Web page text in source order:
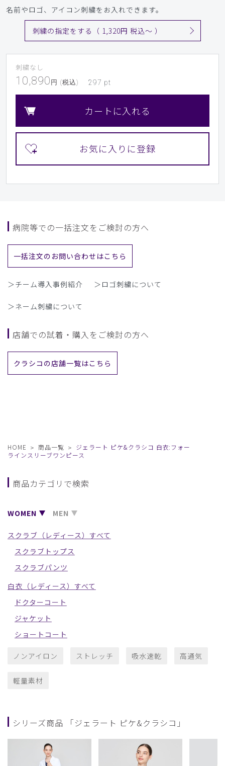
名前やロゴ、アイコン刺繍をお入れできます。
刺繍の指定をする（ 1,320円 税込〜 ）
刺繍なし
10,890 円 (税込) 297 pt
カートに入れる
病院等での一括注文をご検討の方へ
一括注文のお問い合わせはこちら
＞チーム導入事例紹介 ＞ロゴ刺繍について
＞ネーム刺繍について
店舗での試着・購入をご検討の方へ
クラシコの店舗一覧はこちら
HOME 商品一覧
ジェラート ピケ&クラシコ 白衣:フォー
ラインスリーブワンピース
商品カテゴリで検索
WOMEN MEN
スクラブ（レディース）すべて
スクラブトップス
スクラブパンツ
白衣（レディース）すべて
ドクターコート
ジャケット
ショートコート
ノンアイロン ストレッチ 吸水速乾 高通気
軽量素材
シリーズ商品 「ジェラート ピケ&クラシコ」